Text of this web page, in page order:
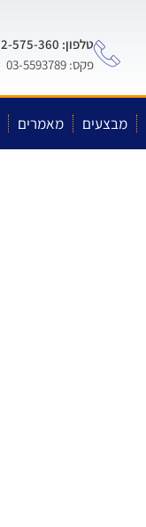
טלפון: 0722-575-360
פקס: 03-5593789
מבצעים מאמרים